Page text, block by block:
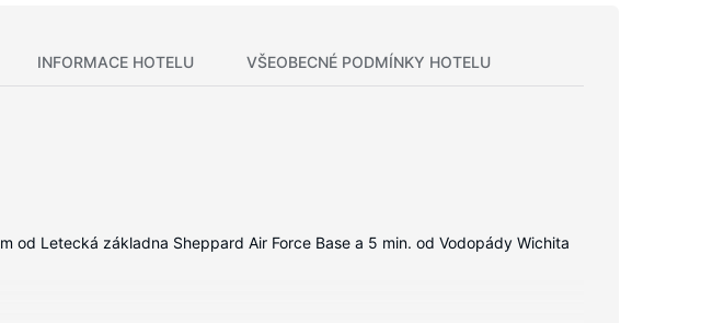
INFORMACE HOTELU VŠEOBECNÉ PODMÍNKY HOTELU
od Letecká základna Sheppard Air Force Base a 5 min. od Vodopády Wichita